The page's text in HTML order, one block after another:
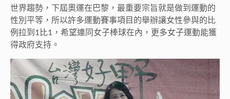
世界趨勢，下屆奧運在巴黎，最重要宗旨就是做到運動的
性別平等，所以許多運動賽事項目的舉辦讓女性參與的比
例拉到1比1，希望連同女子棒球在內，更多女子運動能獲
得政府支持。